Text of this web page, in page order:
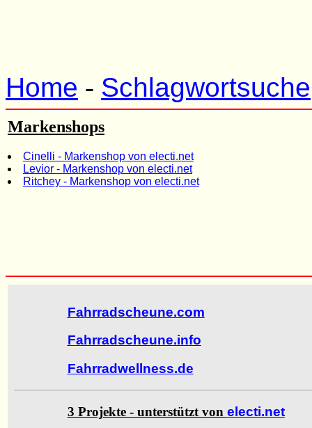
Home - Schlagwortsuche
Markenshops
Cinelli - Markenshop von electi.net
Levior - Markenshop von electi.net
Ritchey - Markenshop von electi.net
Fahrradscheune.com
Fahrradscheune.info
Fahrradwellness.de
3 Projekte - unterstützt von electi.net